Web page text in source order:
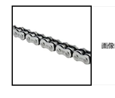
ー
ル
ア